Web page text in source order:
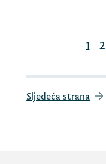
1 2
Sljedeća strana